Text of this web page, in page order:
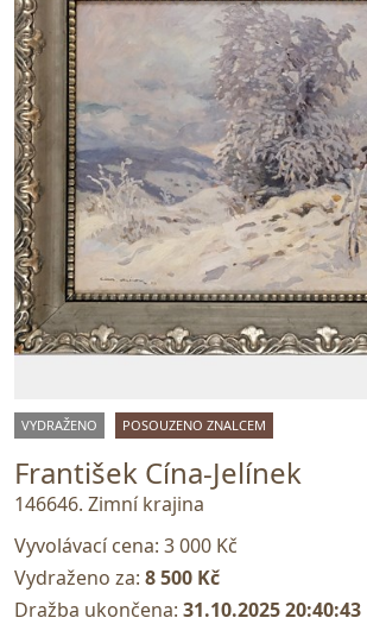
VYDRAŽENO POSOUZENO ZNALCEM
František Cína-Jelínek
146646. Zimní krajina
Vyvolávací cena: 3 000 Kč
Vydraženo za: 8 500 Kč
Dražba ukončena: 31.10.2025 20:40:43